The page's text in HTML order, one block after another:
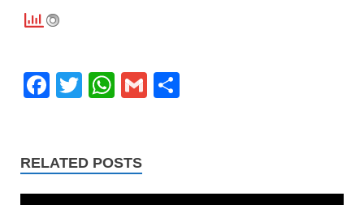
F
b
o
T
er
W
s
A
G
RELATED POSTS